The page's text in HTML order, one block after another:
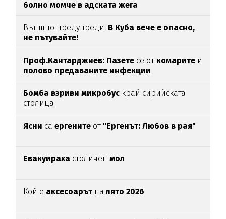
болно момче в адската жега
Външно предупреди: В Куба вече е опасно,
не пътувайте!
Проф.Кантарджиев: Пазете се от комарите и
полово предаваните инфекции
Бомба взриви микробус край сирийската
столица
Ясни са ергените от "Ергенът: Любов в рая"
Евакуираха столиченмол
Кой е аксесоарътналято 2026